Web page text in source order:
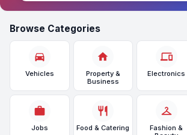
Browse Categories
directions_car
Vehicles
home
Property &
Business
devices
Electronics
work
Jobs
restaurant
Food & Catering
checkroom
Fashion &